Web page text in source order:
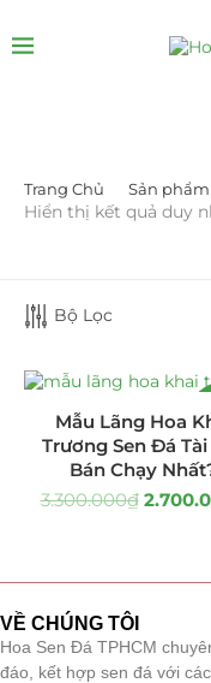
DANH MỤC SẢN
Cây Sen Đá Giá Sỉ
Chậu Sen Đá Mini
Hồ Điệp và Hoa Sen đá
Lan Hồ Điệp Truyền
Tiểu Cảnh Lan Sen Đá
Hoa Ngày Lễ 8/3
Trang Chủ Sản
Hiển thị kết quả duy
Bộ Lọc
-
Mẫu Lãng Hoa
Trương Sen Đá
Bán Chạy
3.300.000₫
VỀ CHÚNG TÔI
Hoa Sen Đá TPHCM
đáo, kết hợp sen đá với